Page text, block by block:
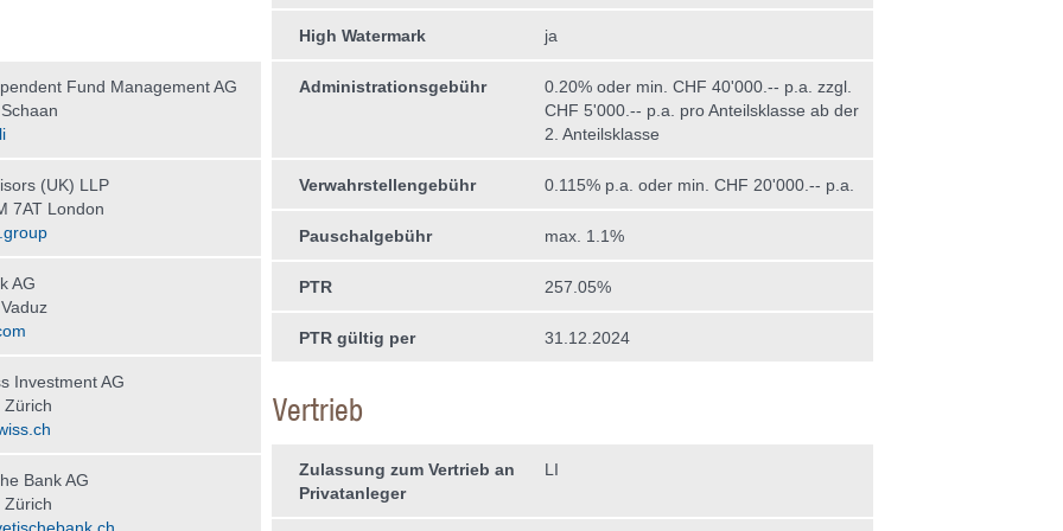
Fund Management AG
(UK) LLP
7AT London
AG
Investment AG
Zürich
Bank AG
Zürich
High Watermark ja
Administrationsgebühr
0.20% oder min. CHF 40'000.-- p.a. zzgl.
CHF 5'000.-- p.a. pro Anteilsklasse ab der
2. Anteilsklasse
Verwahrstellengebühr 0.115% p.a. oder min. CHF 20'000.-- p.a.
Pauschalgebühr max. 1.1%
PTR 257.05%
PTR gültig per 31.12.2024
Vertrieb
Zulassung zum Vertrieb an
Privatanleger
LI